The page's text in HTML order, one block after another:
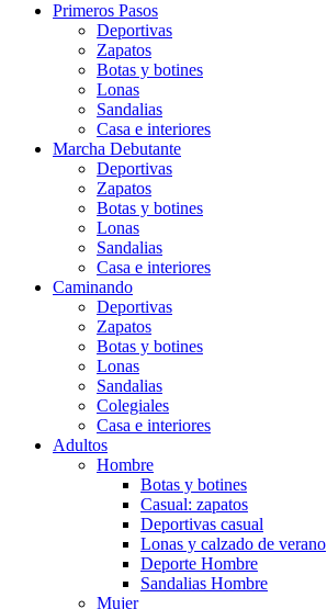
Primeros Pasos
Deportivas
Zapatos
Botas y botines
Lonas
Sandalias
Casa e interiores
Marcha Debutante
Deportivas
Zapatos
Botas y botines
Lonas
Sandalias
Casa e interiores
Caminando
Deportivas
Zapatos
Botas y botines
Lonas
Sandalias
Colegiales
Casa e interiores
Adultos
Hombre
Botas y botines
Casual: zapatos
Deportivas casual
Lonas y calzado de verano
Deporte Hombre
Sandalias Hombre
Mujer